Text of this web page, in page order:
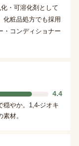
・可溶化剤として
化粧品処方でも採用
・コンディショナー
4.4
穏やか。1,4-ジオキ
材。